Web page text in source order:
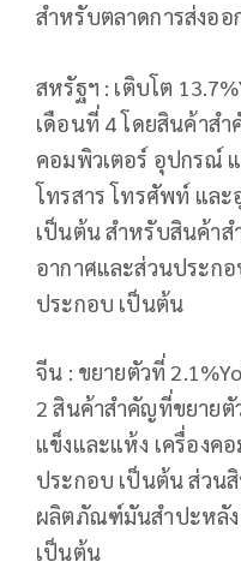
สำหรับตลาดการส่งอ
สหรัฐฯ : เติบโต
เดือนที่ 4 โดยสินค้าสำ
คอมพิวเตอร์ อุปกรณ์
โทรสาร โทรศัพท์ แล
เป็นต้น สำหรับสินค้าส
อากาศและส่วนประก
ประกอบ เป็นต้น
จีน : ขยายตัวที่
2 สินค้าสำคัญที่ขยายตั
แข็งและแห้ง เครื่องค
ประกอบ เป็นต้น ส่วน
ผลิตภัณฑ์มันสำปะหลัง
เป็นต้น